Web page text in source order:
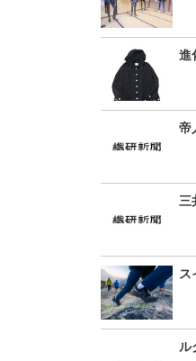
進
帝
三
ス
ル